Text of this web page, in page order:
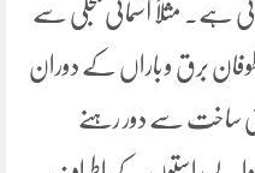
ہے۔ مثلاً آسمانی بجلی سے
طوفان برق و باراں کے دوران
ساخت سے دور رہنے